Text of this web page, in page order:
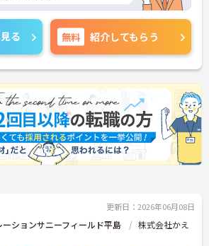
る 無料 紹介してもらう
更新日：2026年06月08日
ションサニーフィールド平島
株式会社かえ